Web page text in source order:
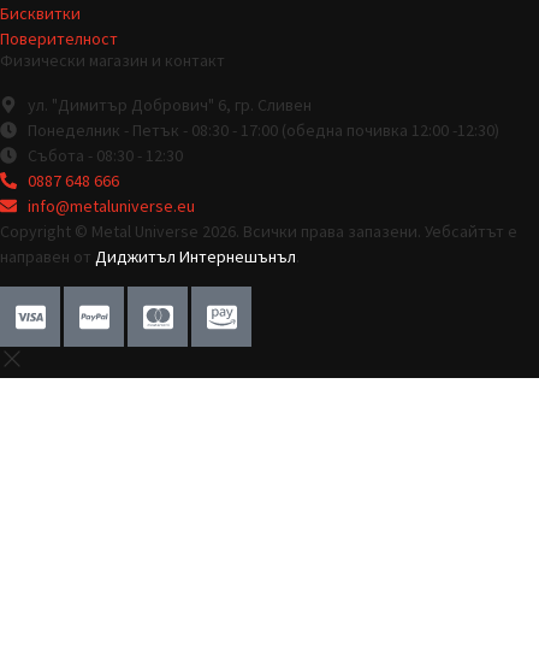
Бисквитки
Поверителност
Физически магазин и контакт
ул. "Димитър Добрович" 6, гр. Сливен
Понеделник - Петък - 08:30 - 17:00 (обедна почивка 12:00 -12:30)
Събота - 08:30 - 12:30
0887 648 666
info@metaluniverse.eu
Copyright © Metal Universe 2026. Всички права запазени. Уебсайтът е
направен от Диджитъл Интернешънъл.